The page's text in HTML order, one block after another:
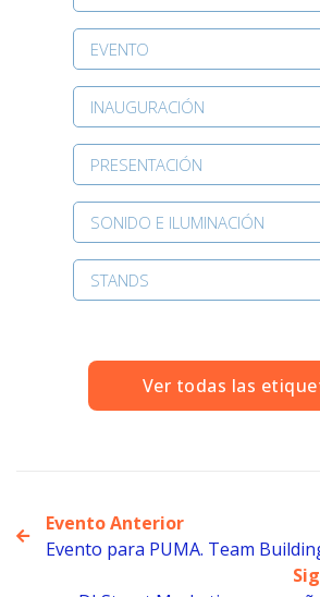
EVENTO
INAUGURACIÓN
PRESENTACIÓN
SONIDO E ILUMINACIÓN
STANDS
Ver todas las
Evento Anterior
Evento para PUMA. Team